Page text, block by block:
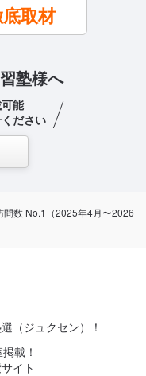
取材
塾様へ
可能
ださい
数 No.1（2025年4月〜2026
（ジュクセン）！
載！
イト